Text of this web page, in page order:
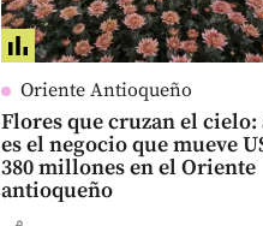
Oriente Antioqueño
Flores que cruzan el cielo:
es el negocio que mueve
380 millones en el Oriente
antioqueño